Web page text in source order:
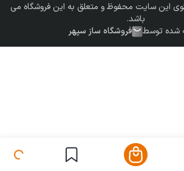
این سایت محفوظ و متعلق به این فروشگاه می
باشد.
شده توسط
فروشگاه ساز سپهر